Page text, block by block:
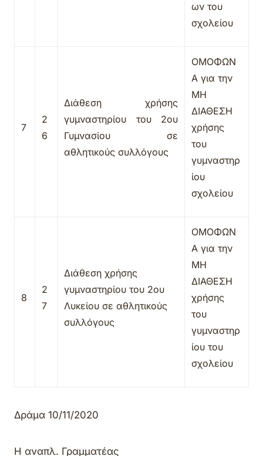
ωντου
σχολείου
7
2
6
Διάθεση χρήσης
γυμναστηρίου του 2ου
Γυμνασίου σε
αθλητικούς συλλόγους
ΟΜΟΦΩΝ
Α για την
ΜΗ
ΔΙΑΘΕΣΗ
χρήσης
του
γυμναστηρ
ίου
σχολείου
8
2
7
Διάθεση χρήσης
γυμναστηρίου του 2ου
Λυκείου σε αθλητικούς
συλλόγους
ΟΜΟΦΩΝ
Α για την
ΜΗ
ΔΙΑΘΕΣΗ
χρήσης
του
γυμναστηρ
ίου του
σχολείου
Δράμα 10/11/2020
Η αναπλ. Γραμματέας